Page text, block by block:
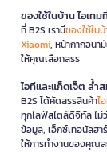
ของใช้ในบ้าน ไอเท
ที่ B2S เรามีของใช้ใน
Xiaomi, หน้ากากอนา
ให้คุณเลือกสรร
ไอทีและแก็ดเจ็ต ล้
B2S ได้คัดสรรสินค้าไ
ทุกไลฟ์สไตล์ดิจิทัล ไม่
ข้อมูล, เอ็กซ์เทอนัลฮ
ให้การทำงานของคุณ